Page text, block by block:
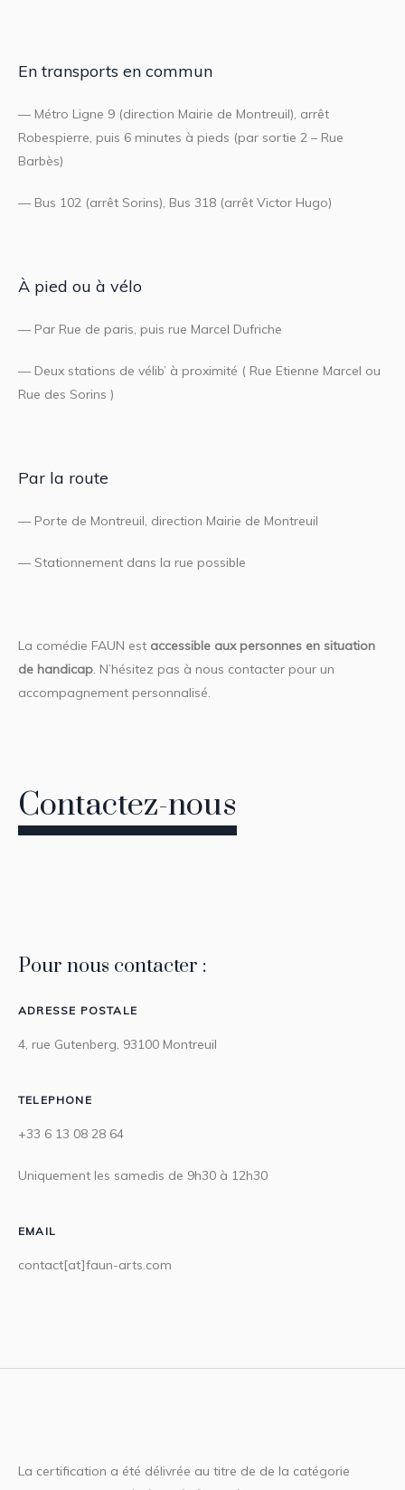
En transports en commun
— Métro Ligne 9 (direction Mairie de Montreuil), arrêt
Robespierre, puis 6 minutes à pieds (par sortie 2 – Rue
Barbès)
— Bus 102 (arrêt Sorins), Bus 318 (arrêt Victor Hugo)
À pied ou à vélo
— Par Rue de paris, puis rue Marcel Dufriche
— Deux stations de vélib’ à proximité ( Rue Etienne Marcel ou
Rue des Sorins )
Par la route
— Porte de Montreuil, direction Mairie de Montreuil
— Stationnement dans la rue possible
La comédie FAUN est accessible aux personnes en situation
de handicap. N’hésitez pas à nous contacter pour un
accompagnement personnalisé.
Contactez-nous
Pour nous contacter :
ADRESSE POSTALE
4, rue Gutenberg, 93100 Montreuil
TELEPHONE
+33 6 13 08 28 64
Uniquement les samedis de 9h30 à 12h30
EMAIL
contact[at]faun-arts.com
La certification a été délivrée au titre de de la catégorie